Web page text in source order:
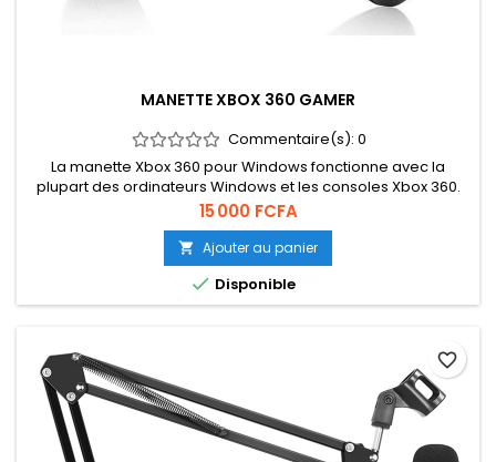
MANETTE XBOX 360 GAMER
Commentaire(s): 0
La manette Xbox 360 pour Windows fonctionne avec la
plupart des ordinateurs Windows et les consoles Xbox 360.
Elle vous offre une expérience de jeu cohérente et
universelle
Prix
15 000 FCFA
 Ajouter au panier
 Disponible
favorite_border